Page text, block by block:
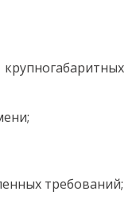
требований;